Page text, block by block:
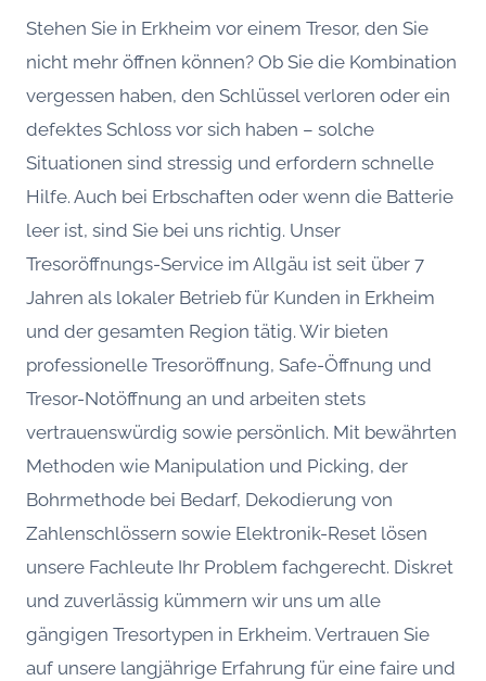
Stehen Sie in Erkheim vor einem Tresor, den Sie
nicht mehr öffnen können? Ob Sie die Kombination
vergessen haben, den Schlüssel verloren oder ein
defektes Schloss vor sich haben – solche
Situationen sind stressig und erfordern schnelle
Hilfe. Auch bei Erbschaften oder wenn die Batterie
leer ist, sind Sie bei uns richtig. Unser
Tresoröffnungs-Service im Allgäu ist seit über 7
Jahren als lokaler Betrieb für Kunden in Erkheim
und der gesamten Region tätig. Wir bieten
professionelle Tresoröffnung, Safe-Öffnung und
Tresor-Notöffnung an und arbeiten stets
vertrauenswürdig sowie persönlich. Mit bewährten
Methoden wie Manipulation und Picking, der
Bohrmethode bei Bedarf, Dekodierung von
Zahlenschlössern sowie Elektronik-Reset lösen
unsere Fachleute Ihr Problem fachgerecht. Diskret
und zuverlässig kümmern wir uns um alle
gängigen Tresortypen in Erkheim. Vertrauen Sie
auf unsere langjährige Erfahrung für eine faire und